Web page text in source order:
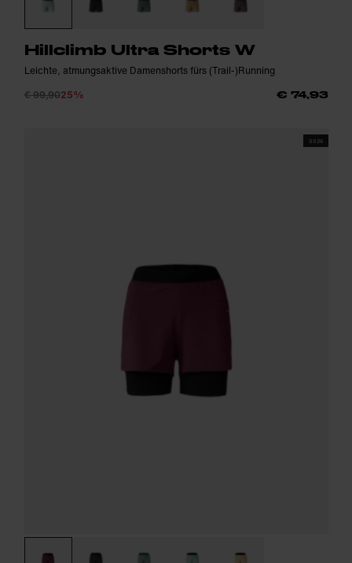
Hillclimb Ultra Shorts W
Leichte, atmungsaktive Damenshorts fürs (Trail-)Running
€ 99,9025% € 74,93
SS26